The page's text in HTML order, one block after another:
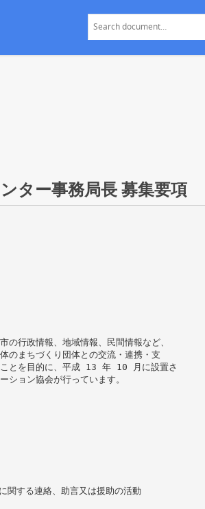
ター事務局長 募集要項
の行政情報、地域情報、民間情報など、
のまちづくり団体との交流・連携・支
ことを目的に、平成 13 年 10 月に設置さ
ション協会が行っています。
する連絡、助言又は援助の活動